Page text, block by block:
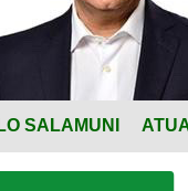
SALAMUNI